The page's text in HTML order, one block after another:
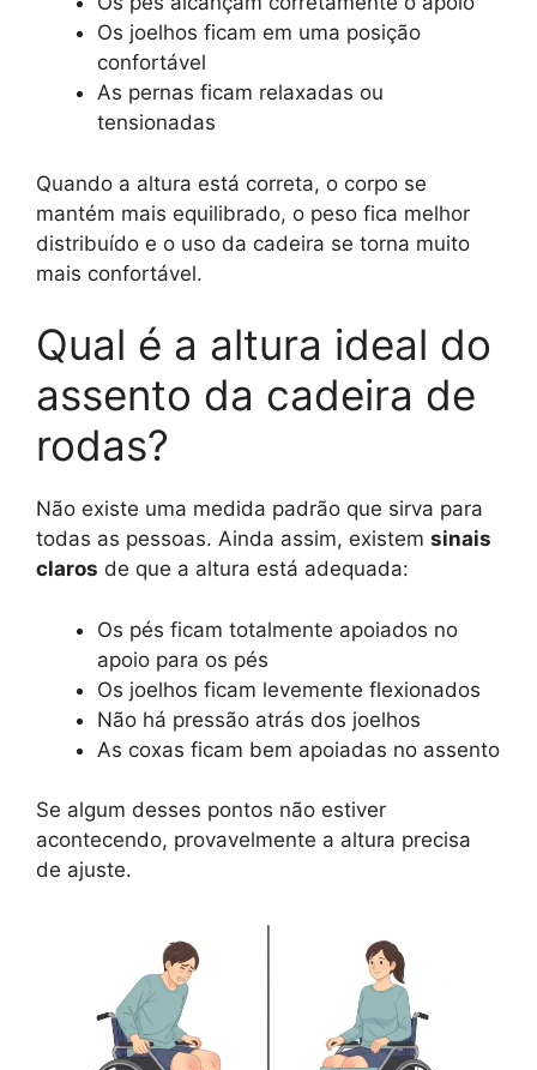
Os joelhos ficam em uma posição
confortável
As pernas ficam relaxadas ou
tensionadas
Quando a altura está correta, o corpo se
mantém mais equilibrado, o peso fica melhor
distribuído e o uso da cadeira se torna muito
mais confortável.
Qual é a altura ideal do
assento da cadeira de
rodas?
Não existe uma medida padrão que sirva para
todas as pessoas. Ainda assim, existem sinais
claros de que a altura está adequada:
Os pés ficam totalmente apoiados no
apoio para os pés
Os joelhos ficam levemente flexionados
Não há pressão atrás dos joelhos
As coxas ficam bem apoiadas no assento
Se algum desses pontos não estiver
acontecendo, provavelmente a altura precisa
de ajuste.